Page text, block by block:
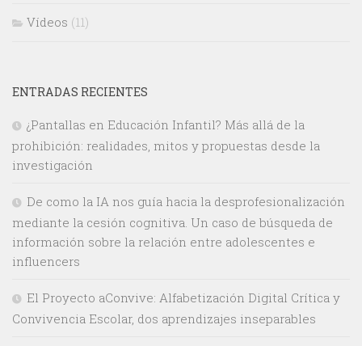
Vídeos (11)
ENTRADAS RECIENTES
¿Pantallas en Educación Infantil? Más allá de la
prohibición: realidades, mitos y propuestas desde la
investigación
De como la IA nos guía hacia la desprofesionalización
mediante la cesión cognitiva. Un caso de búsqueda de
información sobre la relación entre adolescentes e
influencers
El Proyecto aConvive: Alfabetización Digital Crítica y
Convivencia Escolar, dos aprendizajes inseparables